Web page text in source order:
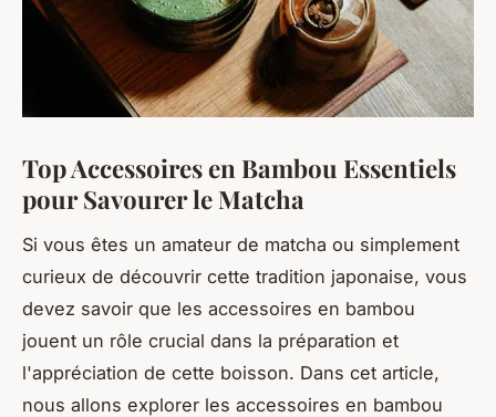
Top Accessoires en Bambou Essentiels
pour Savourer le Matcha
Si vous êtes un amateur de matcha ou simplement
curieux de découvrir cette tradition japonaise, vous
devez savoir que les accessoires en bambou
jouent un rôle crucial dans la préparation et
l'appréciation de cette boisson. Dans cet article,
nous allons explorer les accessoires en bambou